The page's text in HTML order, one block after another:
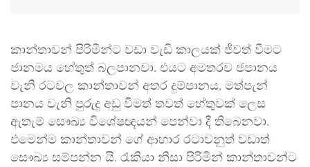
කාන්තාවන් පිරිමින්ට වඩා වැඩි කාලයක් ජීවත් වීමට
ජානමය හේතුත් බලපානවා. එයට අමතරව ජපානය
වැනි රටවල කාන්තාවන් අතර දුම්පානය, මත්පැන්
පානය වැනි පුරුදු අඩු වීමත් තවත් හේතුවක් ලෙස
ඇතැම් සෞඛ්‍ය විශේෂඥයන් පෙන්වා දී තිබෙනවා.
එමෙන්ම කාන්තාවන් ගේ ආහාර රටාවනුත් වඩාත්
සෞඛ්‍ය සම්පන්න යි. රැකියා නිසා පිරිමින් කාන්තාවන්ට